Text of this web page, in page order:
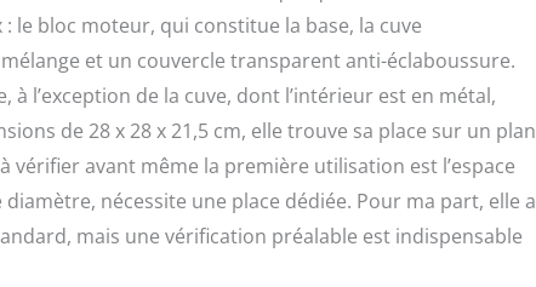
le bloc moteur, qui constitue la base, la cuve
et un couvercle transparent anti-éclaboussure.
l’exception de la cuve, dont l’intérieur est en métal,
de 28 x 28 x 21,5 cm, elle trouve sa place sur un plan
avant même la première utilisation est l’espace
nécessite une place dédiée. Pour ma part, elle a
mais une vérification préalable est indispensable